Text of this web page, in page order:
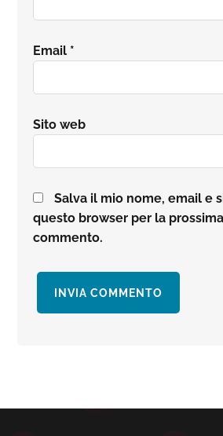
Email *
Sito web
Salva il mio nome, email e
questo browser per la
commento.